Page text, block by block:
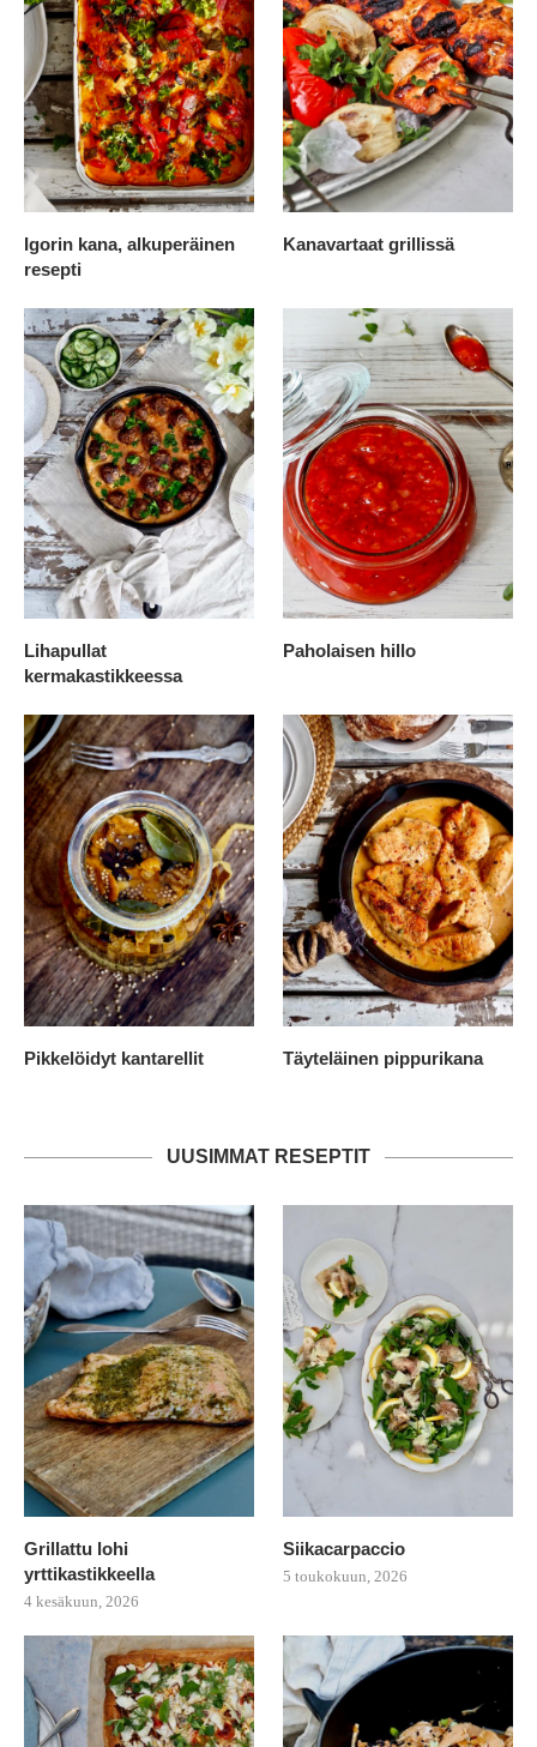
Igorin kana, alkuperäinen
resepti
Kanavartaat grillissä
Lihapullat
kermakastikkeessa
Paholaisen hillo
Pikkelöidyt kantarellit Täyteläinen pippurikana
UUSIMMAT RESEPTIT
Grillattu lohi
yrttikastikkeella
4 kesäkuun, 2026
Siikacarpaccio
5 toukokuun, 2026